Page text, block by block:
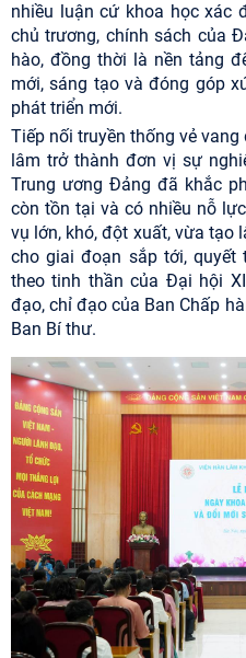
nhiều luận cứ khoa học xác
chủ trương, chính sách của
hào, đồng thời là nền tảng
mới, sáng tạo và đóng góp
phát triển mới.
Tiếp nối truyền thống vẻ
lâm trở thành đơn vị sự
Trung ương Đảng đã khắc
còn tồn tại và có nhiều nỗ
vụ lớn, khó, đột xuất, vừa tạo
cho giai đoạn sắp tới,
theo tinh thần của Đại hội
đạo, chỉ đạo của Ban Chấp
Ban Bí thư.